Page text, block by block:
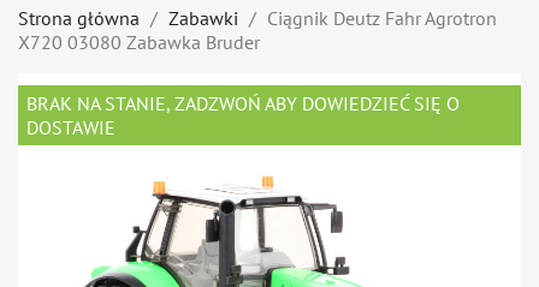
Strona główna Zabawki
Ciągnik Deutz Fahr Agrotron
X720 03080 Zabawka Bruder
BRAK NA STANIE, ZADZWOŃ ABY DOWIEDZIEĆ SIĘ O
DOSTAWIE